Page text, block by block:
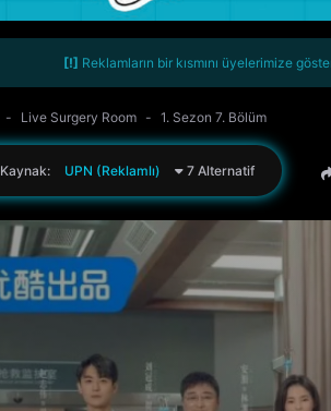
[!] Reklamların bir kısmını üyelerimize
Live Surgery Room 1. Sezon 7. Bölüm
Kaynak: UPN (Reklamlı) 7 Alternatif